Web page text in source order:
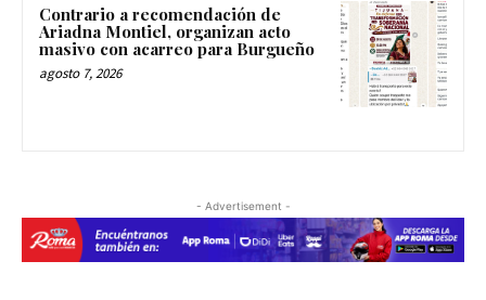
Contrario a recomendación de
Ariadna Montiel, organizan acto
masivo con acarreo para Burgueño
agosto 7, 2026
- Advertisement -